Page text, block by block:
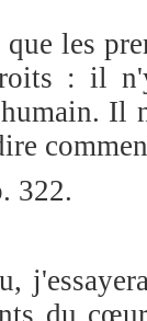
les
: il
Il
322.
du